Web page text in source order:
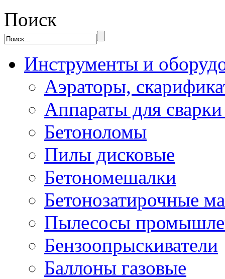
Поиск
Инструменты и
Аэраторы,
Аппараты для
Бетоноломы
Пилы дисковые
Бетономешалки
Бетонозатирочные
Пылесосы
Бензоопрыскиватели
Баллоны газовые